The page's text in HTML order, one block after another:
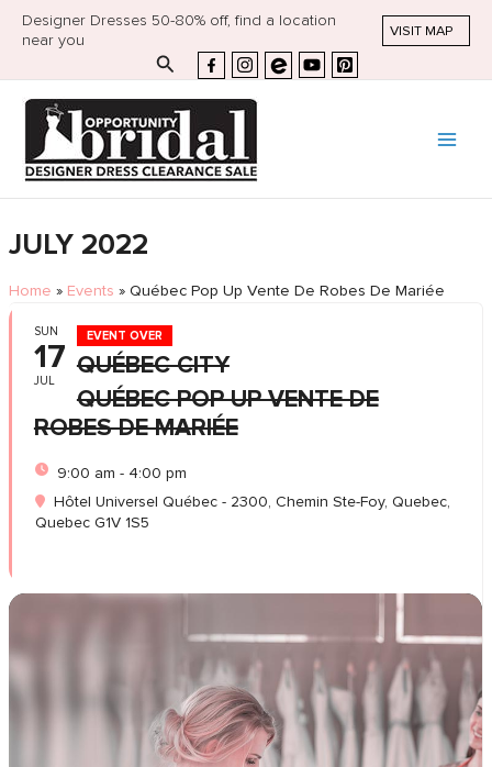
Designer Dresses 50-80% off, find a location
near you
VISIT MAP
Search
JULY 2022
Home » Events » Québec Pop Up Vente De Robes De Mariée
SUN
17
JUL
EVENT OVER
QUÉBEC CITY
QUÉBEC POP UP VENTE DE
ROBES DE MARIÉE
9:00 am - 4:00 pm
Hôtel Universel Québec - 2300, Chemin Ste-Foy, Quebec,
Quebec G1V 1S5